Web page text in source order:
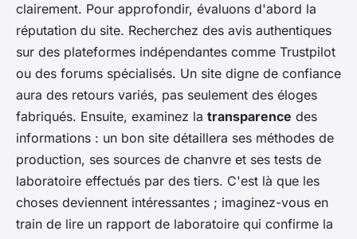
clairement. Pour approfondir, évaluons d'abord la
réputation du site. Recherchez des avis authentiques
sur des plateformes indépendantes comme Trustpilot
ou des forums spécialisés. Un site digne de confiance
aura des retours variés, pas seulement des éloges
fabriqués. Ensuite, examinez la transparence des
informations : un bon site détaillera ses méthodes de
production, ses sources de chanvre et ses tests de
laboratoire effectués par des tiers. C'est là que les
choses deviennent intéressantes ; imaginez-vous en
train de lire un rapport de laboratoire qui confirme la